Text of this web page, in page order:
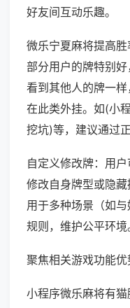
好友间互动乐趣。
微乐宁夏麻将提高
部分用户的牌特别
看到其他人的牌一
在此类外挂。如(小
挖坑)等，建议通过
自定义修改牌：用户
修改自身牌型或隐
用于多种场景（如
规则，维护公平环境
聚焦相关游戏功能优
小程序微乐麻将有